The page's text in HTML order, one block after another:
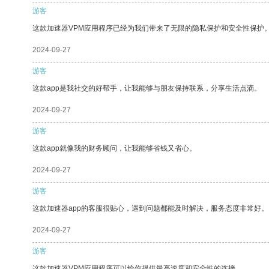
游客
这款加速器VPM应用程序已经为我们带来了无限的隐私保护和安全性保护
2024-09-27
游客
这款app是我社交的好帮手，让我能够与朋友保持联系，分享生活点滴。
2024-09-27
游客
这款app就像我的财务顾问，让我能够省钱又省心。
2024-09-27
游客
这款加速器app的客服很贴心，遇到问题都能及时解决，服务态度非常好。
2024-09-27
游客